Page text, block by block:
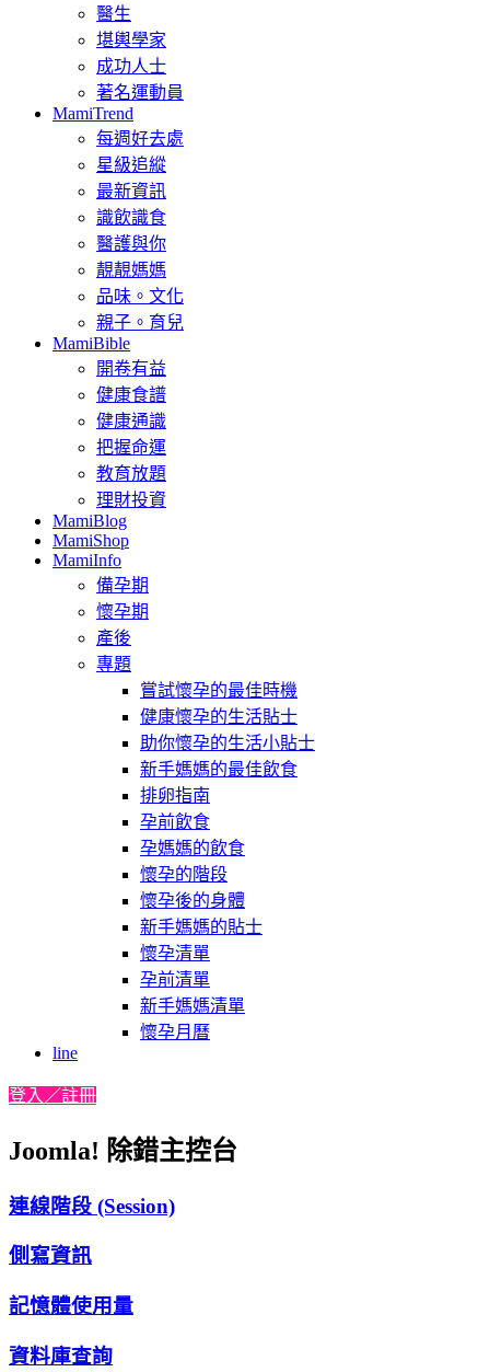
醫生
堪輿學家
成功人士
著名運動員
MamiTrend
每週好去處
星級追縱
最新資訊
識飲識食
醫護與你
靚靚媽媽
品味。文化
親子。育兒
MamiBible
開卷有益
健康食譜
健康通識
把握命運
教育放題
理財投資
MamiBlog
MamiShop
MamiInfo
備孕期
懷孕期
產後
專題
嘗試懷孕的最佳時機
健康懷孕的生活貼士
助你懷孕的生活小貼士
新手媽媽的最佳飲食
排卵指南
孕前飲食
孕媽媽的飲食
懷孕的階段
懷孕後的身體
新手媽媽的貼士
懷孕清單
孕前清單
新手媽媽清單
懷孕月曆
line
登入／註冊
Joomla! 除錯主控台
連線階段 (Session)
側寫資訊
記憶體使用量
資料庫查詢